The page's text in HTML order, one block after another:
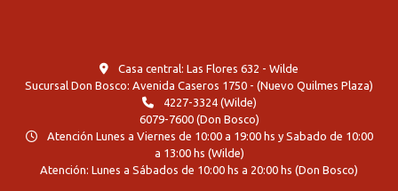
Casa central: Las Flores 632 - Wilde
Sucursal Don Bosco: Avenida Caseros 1750 - (Nuevo Quilmes Plaza)
4227-3324 (Wilde)
6079-7600 (Don Bosco)
Atención Lunes a Viernes de 10:00 a 19:00 hs y Sabado de 10:00
a 13:00 hs (Wilde)
Atención: Lunes a Sábados de 10:00 hs a 20:00 hs (Don Bosco)